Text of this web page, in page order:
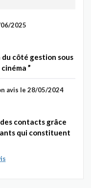
2025
côté gestion sous
avis le 28/05/2024
contacts grâce
qui constituent